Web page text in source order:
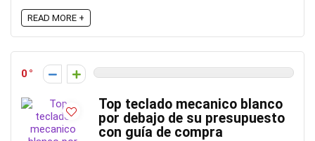
READ MORE +
0
Top teclado mecanico blanco
por debajo de su presupuesto
con guía de compra